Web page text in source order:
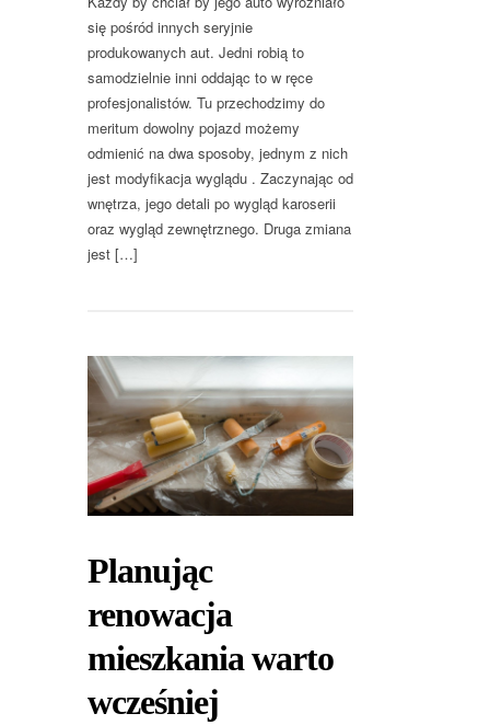
się pośród innych seryjnie
produkowanych aut. Jedni robią to
samodzielnie inni oddając to w ręce
profesjonalistów. Tu przechodzimy do
meritum dowolny pojazd możemy
odmienić na dwa sposoby, jednym z nich
jest modyfikacja wyglądu . Zaczynając od
wnętrza, jego detali po wygląd karoserii
oraz wygląd zewnętrznego. Druga zmiana
jest […]
Planując
renowacja
mieszkania warto
wcześniej